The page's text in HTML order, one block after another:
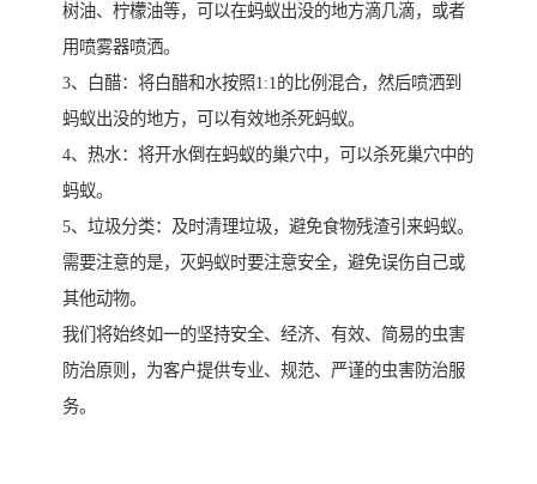
树油、柠檬油等，可以在蚂蚁出没的地方滴几滴，或者
用喷雾器喷洒。
3、白醋：将白醋和水按照1:1的比例混合，然后喷洒到
蚂蚁出没的地方，可以有效地杀死蚂蚁。
4、热水：将开水倒在蚂蚁的巢穴中，可以杀死巢穴中的
蚂蚁。
5、垃圾分类：及时清理垃圾，避免食物残渣引来蚂蚁。
需要注意的是，灭蚂蚁时要注意安全，避免误伤自己或
其他动物。
我们将始终如一的坚持安全、经济、有效、简易的虫害
防治原则，为客户提供专业、规范、严谨的虫害防治服
务。